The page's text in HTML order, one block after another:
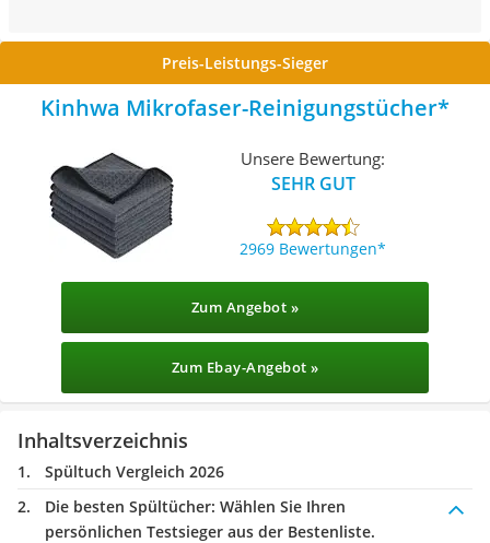
Preis-Leistungs-Sieger
Kinhwa Mikrofaser-Reinigungstücher
Unsere Bewertung:
SEHR GUT
2969 Bewertungen
Zum Angebot »
Zum Ebay-Angebot »
Inhaltsverzeichnis
Spültuch Vergleich 2026
Die besten Spültücher: Wählen Sie Ihren
persönlichen Testsieger aus der Bestenliste.